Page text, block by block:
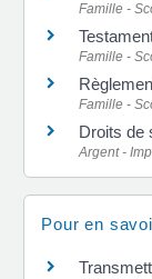
Famille -
Famille -
Famille -
Droits de
Argent -
Pour en